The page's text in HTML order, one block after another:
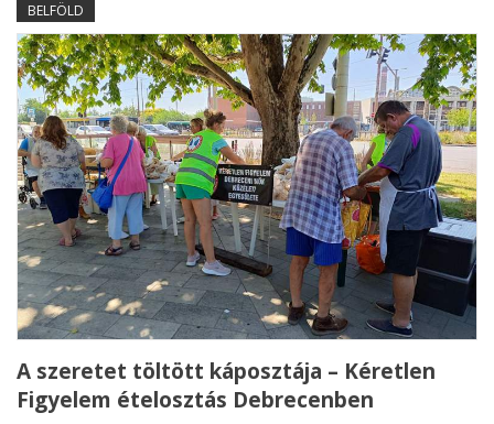
BELFÖLD
A szeretet töltött káposztája – Kéretlen
Figyelem ételosztás Debrecenben